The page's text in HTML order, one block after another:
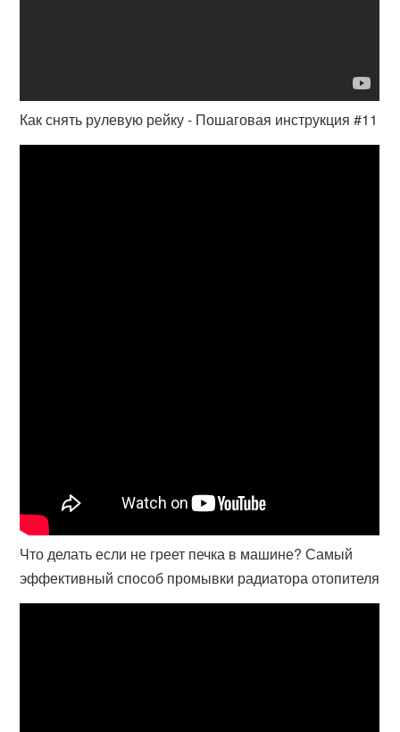
Как снять рулевую рейку - Пошаговая инструкция #11
Что делать если не греет печка в машине? Самый
эффективный способ промывки радиатора отопителя